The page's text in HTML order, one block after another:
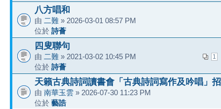
八方唱和
由 二難 » 2026-03-01 08:57 PM
位於 詩薈
四叟聯句
1
由 二難 » 2021-03-02 10:45 PM
位於 詩薈
天籟古典詩詞讀書會「古典詩詞寫作及吟唱」
由 南華玉雲 » 2026-07-30 11:23 PM
位於 藝誥